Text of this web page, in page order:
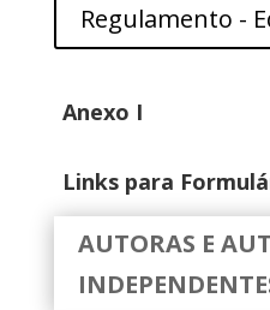
Regulamento -
Anexo I
Links para
AUTORAS E